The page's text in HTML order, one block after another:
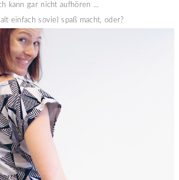
kann gar nicht aufhören ...
einfach soviel spaß macht, oder?